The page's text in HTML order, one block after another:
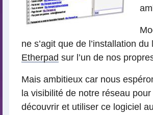
ne s’agit que de l’installation
Etherpad sur l’un de nos
Mais ambitieux car nous
la visibilité de notre réseau
découvrir et utiliser ce logiciel